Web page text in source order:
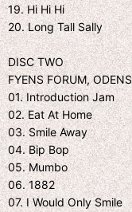
19. Hi Hi Hi
20. Long Tall Sally
DISC TWO
FYENS FORUM,
01. Introduction Jam
02. Eat At Home
03. Smile Away
04. Bip Bop
05. Mumbo
06. 1882
07. I Would Only Smile